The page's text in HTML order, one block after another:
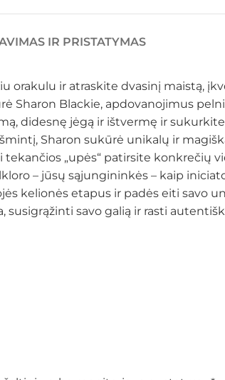
IR PRISTATYMAS
ir atraskite dvasinį maistą,
Sharon Blackie, apdovanojimus
didesnę jėgą ir ištvermę ir
Sharon sukūrė unikalų ir
„upės“ patirsite konkrečių
– jūsų sąjungininkės – kaip
kelionės etapus ir padės eiti savo
savo galią ir rasti